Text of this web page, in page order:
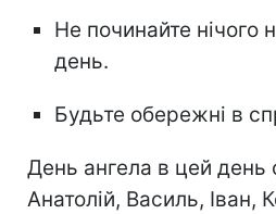
Не починайте нічого
день.
Будьте обережні в
День ангела в цей день
Анатолій, Василь, Іван,